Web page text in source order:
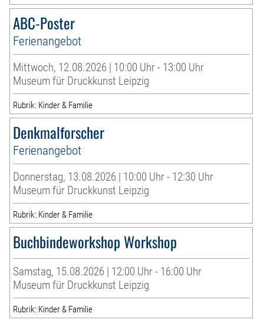
ABC-Poster
Ferienangebot
Mittwoch, 12.08.2026 | 10:00 Uhr - 13:00 Uhr
Museum für Druckkunst Leipzig
Rubrik: Kinder & Familie
Denkmalforscher
Ferienangebot
Donnerstag, 13.08.2026 | 10:00 Uhr - 12:30 Uhr
Museum für Druckkunst Leipzig
Rubrik: Kinder & Familie
Buchbindeworkshop Workshop
Samstag, 15.08.2026 | 12:00 Uhr - 16:00 Uhr
Museum für Druckkunst Leipzig
Rubrik: Kinder & Familie